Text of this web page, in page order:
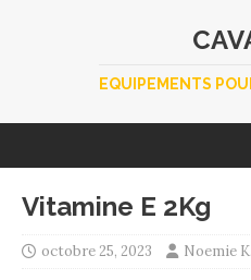
EQUIPEMENTS
Vitamine E 2Kg
octobre 25, 2023 Noemie K.